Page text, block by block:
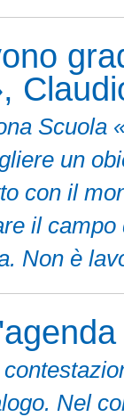
Scuola
un
con il
il campo
Non è
Nel